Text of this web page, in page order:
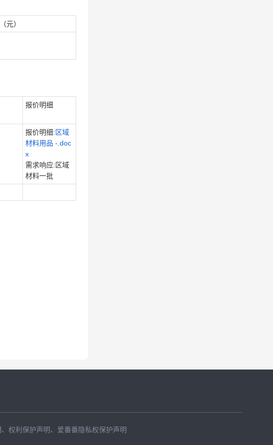
元）
报价明细
报价明细:区域
材料用品 -.doc
x
需求响应:区域
材料一批
、 权利保护声明 、 爱番番隐私权保护声明